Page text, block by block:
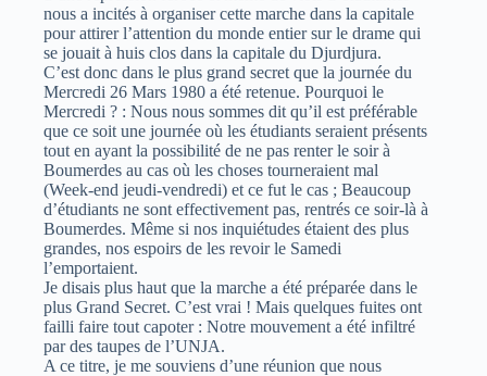
nous a incités à organiser cette marche dans la capitale
pour attirer l’attention du monde entier sur le drame qui
se jouait à huis clos dans la capitale du Djurdjura.
C’est donc dans le plus grand secret que la journée du
Mercredi 26 Mars 1980 a été retenue. Pourquoi le
Mercredi ? : Nous nous sommes dit qu’il est préférable
que ce soit une journée où les étudiants seraient présents
tout en ayant la possibilité de ne pas renter le soir à
Boumerdes au cas où les choses tourneraient mal
(Week-end jeudi-vendredi) et ce fut le cas ; Beaucoup
d’étudiants ne sont effectivement pas, rentrés ce soir-là à
Boumerdes. Même si nos inquiétudes étaient des plus
grandes, nos espoirs de les revoir le Samedi
l’emportaient.
Je disais plus haut que la marche a été préparée dans le
plus Grand Secret. C’est vrai ! Mais quelques fuites ont
failli faire tout capoter : Notre mouvement a été infiltré
par des taupes de l’UNJA.
A ce titre, je me souviens d’une réunion que nous